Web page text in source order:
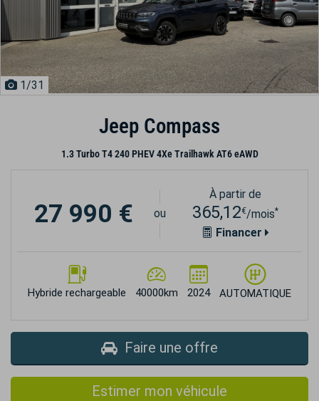
1/31
Jeep Compass
1.3 Turbo T4 240 PHEV 4Xe Trailhawk AT6 eAWD
Hybride rechargeable 40000km 2024 AUTOMATIQUE
27 990 € ou
À partir de
365,12€/mois*
Financer
Faire une offre
Estimer mon véhicule